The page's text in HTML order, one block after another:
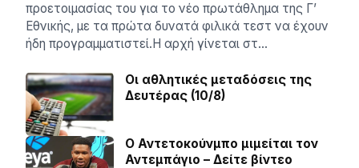
προετοιμασίας του για το νέο πρωτάθλημα της Γ’
Εθνικής, με τα πρώτα δυνατά φιλικά τεστ να έχουν
ήδη προγραμματιστεί.Η αρχή γίνεται στ…
Οι αθλητικές μεταδόσεις της
Δευτέρας (10/8)
Ο Αντετοκούνμπο μιμείται τον
Αντεμπάγιο – Δείτε βίντεο